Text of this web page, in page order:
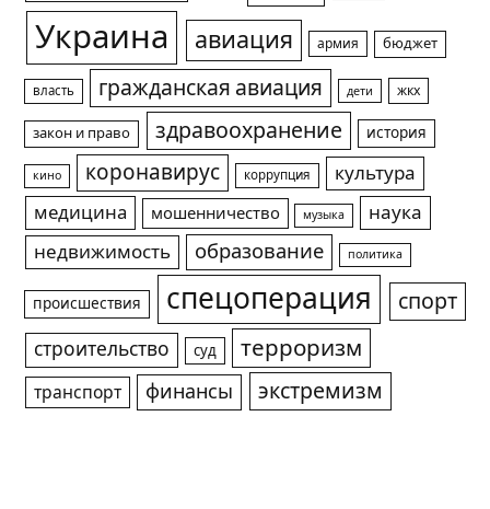
Украина авиация армия бюджет
власть гражданская авиация дети жкх
закон и право здравоохранение история
кино коронавирус коррупция
культура
медицина
мошенничество музыка
наука
недвижимость
образование политика
происшествия спецоперация спорт
строительство суд терроризм
транспорт финансы экстремизм